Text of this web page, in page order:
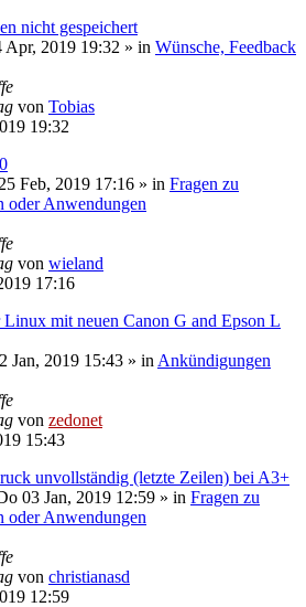
nicht gespeichert
Apr, 2019 19:32 » in Wünsche, Feedback
von Tobias
19:32
Feb, 2019 17:16 » in Fragen zu
oder Anwendungen
von wieland
17:16
mit neuen Canon G and Epson L
Jan, 2019 15:43 » in Ankündigungen
von zedonet
15:43
unvollständig (letzte Zeilen) bei A3+
03 Jan, 2019 12:59 » in Fragen zu
oder Anwendungen
von christianasd
12:59